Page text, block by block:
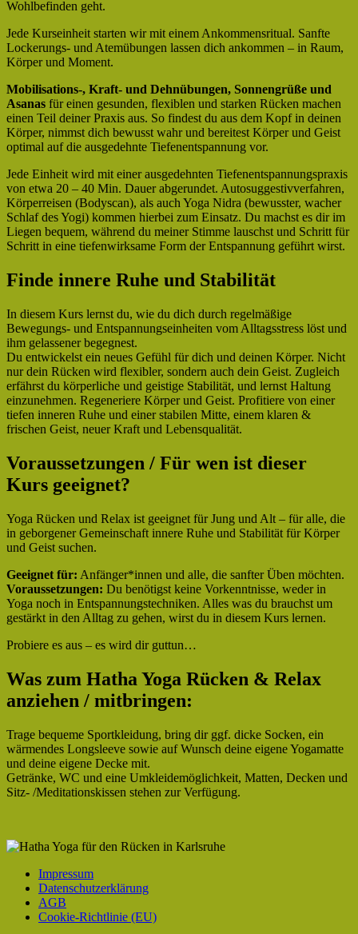
Wohlbefinden geht.
Jede Kurseinheit starten wir mit einem Ankommensritual. Sanfte
Lockerungs- und Atemübungen lassen dich ankommen – in Raum,
Körper und Moment.
Mobilisations-, Kraft- und Dehnübungen, Sonnengrüße und
Asanas für einen gesunden, flexiblen und starken Rücken machen
einen Teil deiner Praxis aus. So findest du aus dem Kopf in deinen
Körper, nimmst dich bewusst wahr und bereitest Körper und Geist
optimal auf die ausgedehnte Tiefenentspannung vor.
Jede Einheit wird mit einer ausgedehnten Tiefenentspannungspraxis
von etwa 20 – 40 Min. Dauer abgerundet. Autosuggestivverfahren,
Körperreisen (Bodyscan), als auch Yoga Nidra (bewusster, wacher
Schlaf des Yogi) kommen hierbei zum Einsatz. Du machst es dir im
Liegen bequem, während du meiner Stimme lauschst und Schritt für
Schritt in eine tiefenwirksame Form der Entspannung geführt wirst.
Finde innere Ruhe und Stabilität
In diesem Kurs lernst du, wie du dich durch regelmäßige
Bewegungs- und Entspannungseinheiten vom Alltagsstress löst und
ihm gelassener begegnest.
Du entwickelst ein neues Gefühl für dich und deinen Körper. Nicht
nur dein Rücken wird flexibler, sondern auch dein Geist. Zugleich
erfährst du körperliche und geistige Stabilität, und lernst Haltung
einzunehmen. Regeneriere Körper und Geist. Profitiere von einer
tiefen inneren Ruhe und einer stabilen Mitte, einem klaren &
frischen Geist, neuer Kraft und Lebensqualität.
Voraussetzungen / Für wen ist dieser
Kurs geeignet?
Yoga Rücken und Relax ist geeignet für Jung und Alt – für alle, die
in geborgener Gemeinschaft innere Ruhe und Stabilität für Körper
und Geist suchen.
Geeignet für: Anfänger*innen und alle, die sanfter Üben möchten.
Voraussetzungen: Du benötigst keine Vorkenntnisse, weder in
Yoga noch in Entspannungstechniken. Alles was du brauchst um
gestärkt in den Alltag zu gehen, wirst du in diesem Kurs lernen.
Probiere es aus – es wird dir guttun…
Was zum Hatha Yoga Rücken & Relax
anziehen / mitbringen:
Trage bequeme Sportkleidung, bring dir ggf. dicke Socken, ein
wärmendes Longsleeve sowie auf Wunsch deine eigene Yogamatte
und deine eigene Decke mit.
Getränke, WC und eine Umkleidemöglichkeit, Matten, Decken und
Sitz- /Meditationskissen stehen zur Verfügung.
Impressum
Datenschutzerklärung
AGB
Cookie-Richtlinie (EU)